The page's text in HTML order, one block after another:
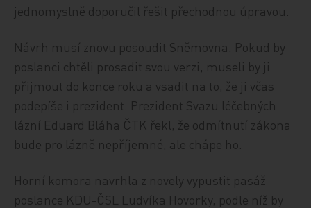
jednomyslně doporučil řešit přechodnou úpravou.
Návrh musí znovu posoudit Sněmovna. Pokud by
poslanci chtěli prosadit svou verzi, museli by ji
přijmout do konce roku a vsadit na to, že ji včas
podepíše i prezident. Prezident Svazu léčebných
lázní Eduard Bláha ČTK řekl, že odmítnutí zákona
bude pro lázně nepříjemné, ale chápe ho.
Horní komora navrhla z novely vypustit pasáž
poslance KDU-ČSL Ludvíka Hovorky, podle níž by